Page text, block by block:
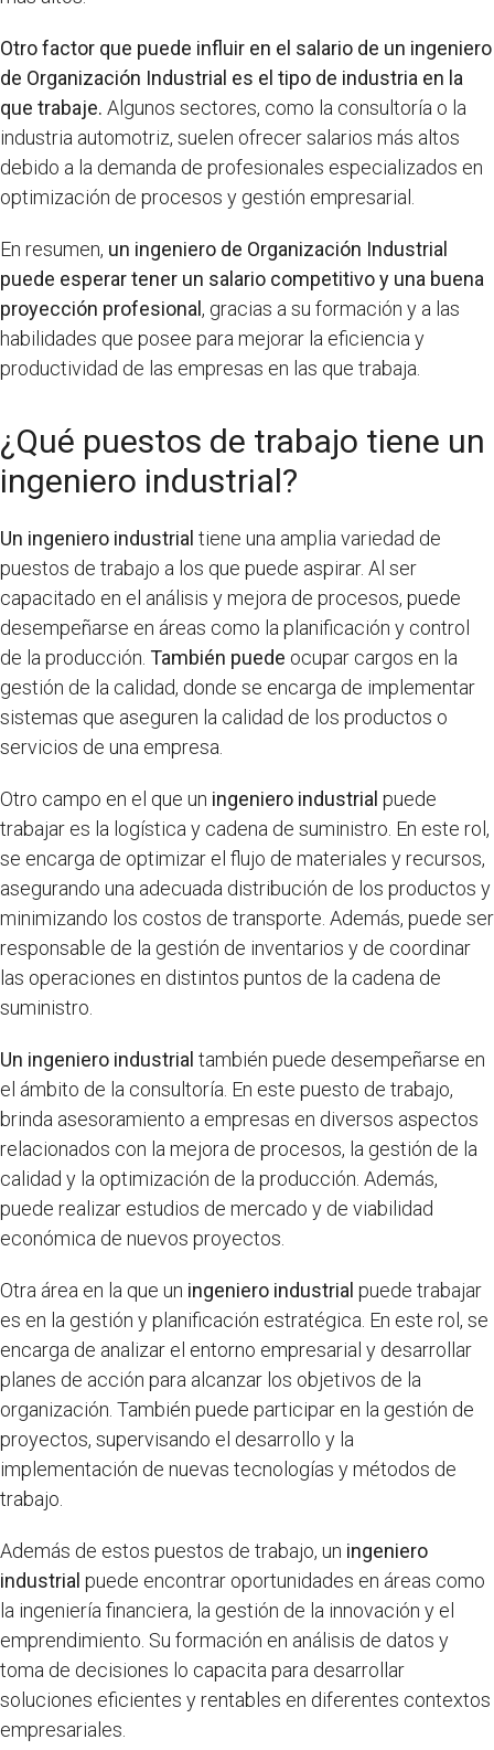
Otro factor que puede influir en el salario de un ingeniero
de Organización Industrial es el tipo de industria en la
que trabaje. Algunos sectores, como la consultoría o la
industria automotriz, suelen ofrecer salarios más altos
debido a la demanda de profesionales especializados en
optimización de procesos y gestión empresarial.
En resumen, un ingeniero de Organización Industrial
puede esperar tener un salario competitivo y una buena
proyección profesional , gracias a su formación y a las
habilidades que posee para mejorar la eficiencia y
productividad de las empresas en las que trabaja.
¿Qué puestos de trabajo tiene un
ingeniero industrial?
Un ingeniero industrial tiene una amplia variedad de
puestos de trabajo a los que puede aspirar. Al ser
capacitado en el análisis y mejora de procesos, puede
desempeñarse en áreas como la planificación y control
de la producción. También puede ocupar cargos en la
gestión de la calidad, donde se encarga de implementar
sistemas que aseguren la calidad de los productos o
servicios de una empresa.
Otro campo en el que un ingeniero industrial puede
trabajar es la logística y cadena de suministro. En este rol,
se encarga de optimizar el flujo de materiales y recursos,
asegurando una adecuada distribución de los productos y
minimizando los costos de transporte. Además, puede ser
responsable de la gestión de inventarios y de coordinar
las operaciones en distintos puntos de la cadena de
suministro.
Un ingeniero industrial también puede desempeñarse en
el ámbito de la consultoría. En este puesto de trabajo,
brinda asesoramiento a empresas en diversos aspectos
relacionados con la mejora de procesos, la gestión de la
calidad y la optimización de la producción. Además,
puede realizar estudios de mercado y de viabilidad
económica de nuevos proyectos.
Otra área en la que un ingeniero industrial puede trabajar
es en la gestión y planificación estratégica. En este rol, se
encarga de analizar el entorno empresarial y desarrollar
planes de acción para alcanzar los objetivos de la
organización. También puede participar en la gestión de
proyectos, supervisando el desarrollo y la
implementación de nuevas tecnologías y métodos de
trabajo.
Además de estos puestos de trabajo, un ingeniero
industrial puede encontrar oportunidades en áreas como
la ingeniería financiera, la gestión de la innovación y el
emprendimiento. Su formación en análisis de datos y
toma de decisiones lo capacita para desarrollar
soluciones eficientes y rentables en diferentes contextos
empresariales.